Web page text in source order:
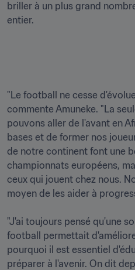
briller à un plus grand
entier.
"Le football ne cesse
commente Amuneke. "La
pouvons aller de l'avant en
bases et de former nos
de notre continent font une
championnats européens,
ceux qui jouent chez nous.
moyen de les aider à
"J'ai toujours pensé qu'une
football permettait
pourquoi il est essentiel
préparer à l'avenir. On dit